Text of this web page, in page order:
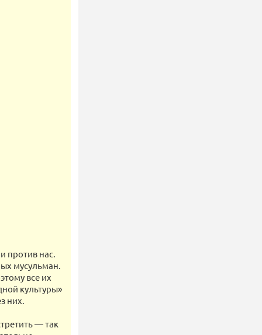
против нас.
мусульман.
все их
культуры»
них.
— так